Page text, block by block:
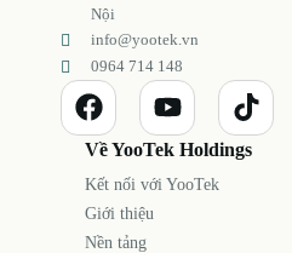
Nội
info@yootek.vn
0964 714 148
Về YooTek Holdings
Kết nối với YooTek
Giới thiệu
Nền tảng